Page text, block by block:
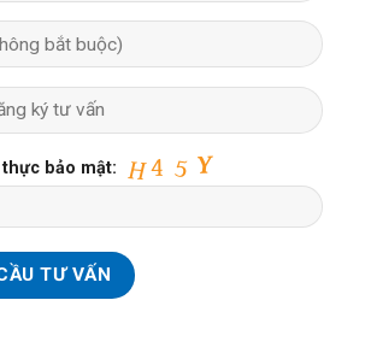
thực bảo mật: